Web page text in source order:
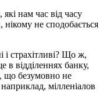
нам час від часу
нікому не сподобається
і страхітливі? Що ж,
відділеннях банку,
що безумовно не
мілленіалов